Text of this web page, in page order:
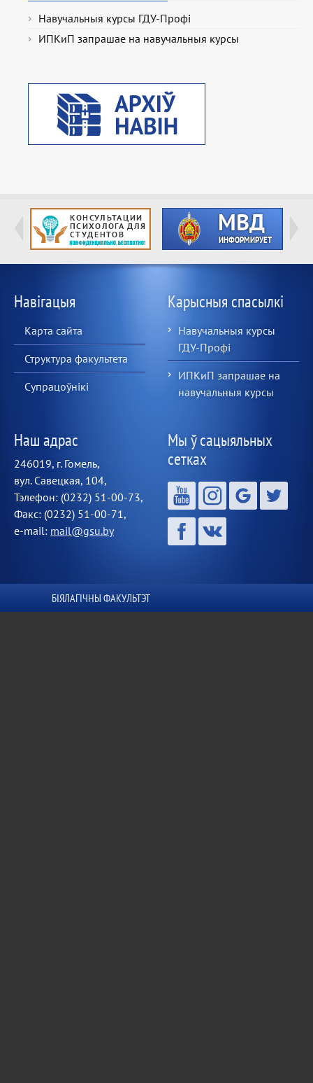
Навучальныя курсы ГДУ-Профі
ИПКиП запрашае на навучальныя курсы
Навігацыя
Карта сайта
Структура факультета
Супрацоўнікі
Карысныя спасылкі
Навучальныя курсы
ГДУ-Профі
ИПКиП запрашае на
навучальныя курсы
Наш адрас
246019, г. Гомель,
вул. Савецкая, 104,
Тэлефон: (0232) 51-00-73,
Факс: (0232) 51-00-71,
e-mail: mail@gsu.by
Мы ў сацыяльных
сетках
БІЯЛАГІЧНЫ ФАКУЛЬТЭТ